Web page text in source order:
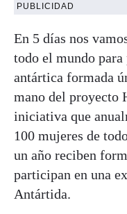
PUBLICIDAD
En 5 días nos
todo el mundo
antártica formada
mano del proyecto
iniciativa que
100 mujeres de
un año reciben
participan en una
Antártida.